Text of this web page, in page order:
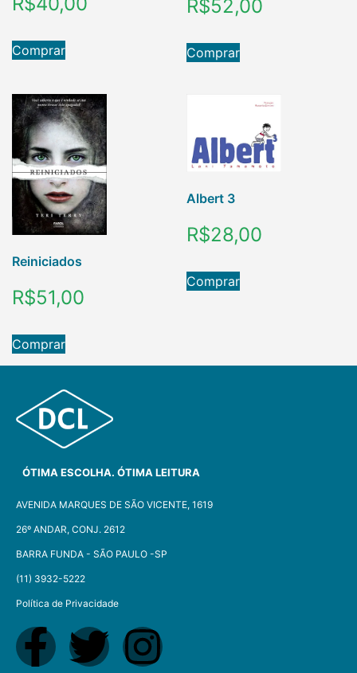
Comprar
R$52,00
Comprar
Reiniciados
R$51,00
Comprar
Albert 3
R$28,00
Comprar
ÓTIMA ESCOLHA. ÓTIMA LEITURA
AVENIDA MARQUES DE SÃO VICENTE, 1619
26º ANDAR, CONJ. 2612
BARRA FUNDA - SÃO PAULO -SP​
(11) 3932-5222
Política de Privacidade